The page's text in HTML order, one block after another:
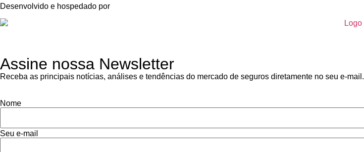
Desenvolvido e hospedado por
Assine nossa Newsletter
Receba as principais notícias, análises e tendências do mercado de seguros diretamente no seu e-mail.
Nome
Seu e-mail